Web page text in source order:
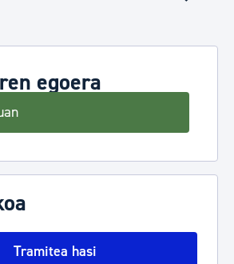
egoera
Tramitea hasi